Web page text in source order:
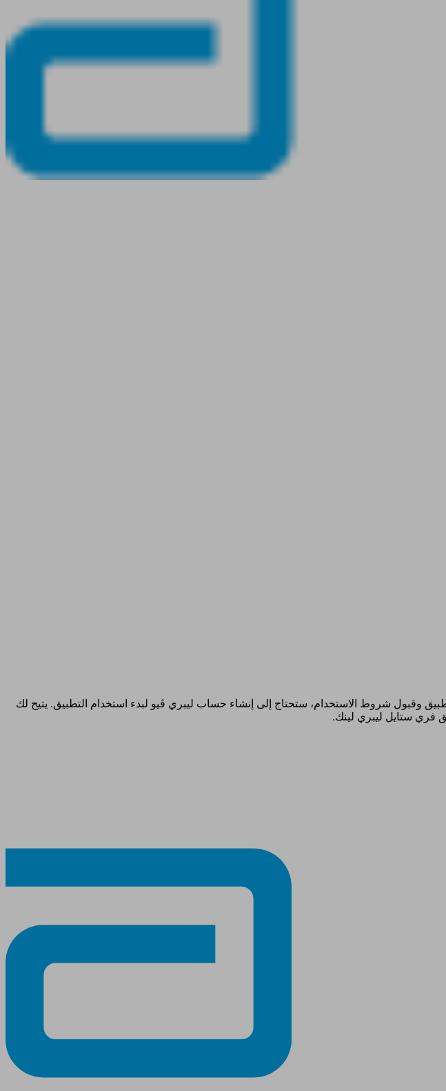
وقبول شروط الاستخدام، ستحتاج إلى إنشاء حساب ليبري ڤيو لبدء استخدام التطبيق. يتيح لك
فري ستايل ليبري لينك.